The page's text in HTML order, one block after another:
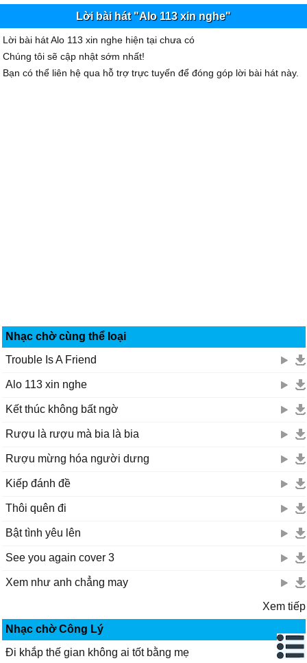
Lời bài hát "Alo 113 xin nghe"
Lời bài hát Alo 113 xin nghe hiện tại chưa có
Chúng tôi sẽ cập nhật sớm nhất!
Bạn có thể liên hệ qua hỗ trợ trực tuyến để đóng góp lời bài hát này.
Nhạc chờ cùng thể loại
Trouble Is A Friend
Alo 113 xin nghe
Kết thúc không bất ngờ
Rượu là rượu mà bia là bia
Rượu mừng hóa người dưng
Kiếp đánh đề
Thôi quên đi
Bật tình yêu lên
See you again cover 3
Xem như anh chẳng may
Xem tiếp
Nhạc chờ Công Lý
Đi khắp thế gian không ai tốt bằng mẹ